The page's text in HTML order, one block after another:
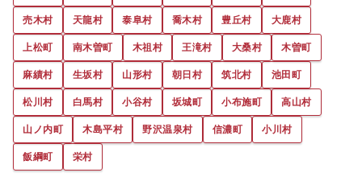
売木村
天龍村 泰阜村 喬木村 豊丘村
大鹿村
上松町
南木曽町 木祖村 王滝村 大桑村
木曽町
麻績村
生坂村 山形村 朝日村 筑北村
池田町
松川村
白馬村 小谷村 坂城町 小布施町
高山村
山ノ内町
木島平村 野沢温泉村 信濃町
小川村
飯綱町
栄村